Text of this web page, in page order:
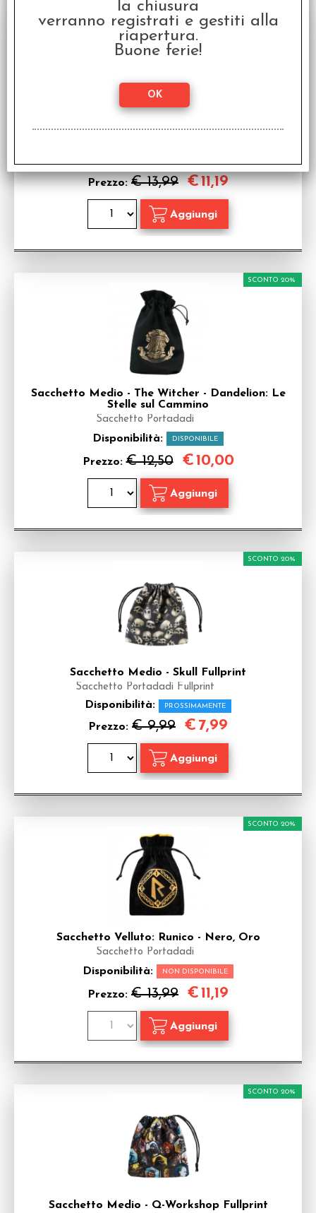
Sacchetto Medio - The Witcher - Geralt: School
of the Wolf
Prezzo:€ 13,99 €11,19
Sacchetto Medio - The Witcher - Dandelion: Le
Stelle sul Cammino
Sacchetto Portadadi
Disponibilità: DISPONIBILE
Prezzo:€ 12,50
SCONTO 20%
€10,00
Sacchetto Medio - Skull Fullprint
Sacchetto Portadadi Fullprint
Disponibilità: PROSSIMAMENTE
Prezzo: € 9,99
SCONTO 20%
€ 7,99
Sacchetto Velluto: Runico - Nero, Oro
Sacchetto Portadadi
Disponibilità: NON DISPONIBILE
Prezzo: € 13,99
SCONTO 20%
€11,19
Sacchetto Medio - Q-Workshop Fullprint
SCONTO 20%
la chiusura
verranno registrati e gestiti alla
riapertura.
Buone ferie!